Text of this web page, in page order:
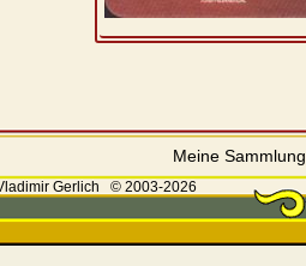
Meine Sammlung
Gerlich © 2003-2026